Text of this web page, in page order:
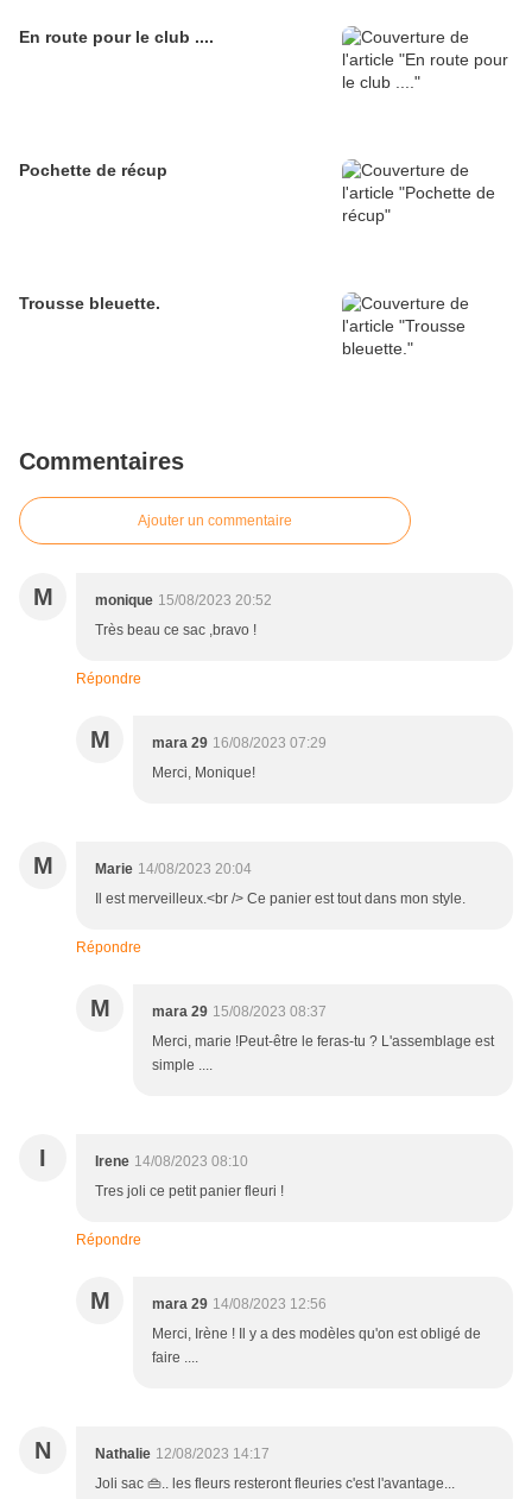
En route pour le club ....
Pochette de récup
Trousse bleuette.
Commentaires
Ajouter un commentaire
M monique 15/08/2023 20:52
Très beau ce sac ,bravo !
Répondre
M mara 29 16/08/2023 07:29
Merci, Monique!
M Marie 14/08/2023 20:04
Il est merveilleux.<br /> Ce panier est tout dans mon style.
Répondre
M mara 29 15/08/2023 08:37
Merci, marie !Peut-être le feras-tu ? L'assemblage est
simple ....
I Irene 14/08/2023 08:10
Tres joli ce petit panier fleuri !
Répondre
M mara 29 14/08/2023 12:56
Merci, Irène ! Il y a des modèles qu'on est obligé de
faire ....
N Nathalie 12/08/2023 14:17
Joli sac 👜.. les fleurs resteront fleuries c'est l'avantage...